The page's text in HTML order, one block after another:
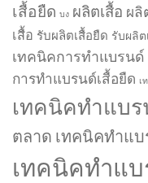
เสื้อยืด บง ผลิตเสื้อ ผลิ
เสื้อ รับผลิตเสื้อยืด รับผลิต
เทคนิคการทำแบรนด์
การทำแบรนด์เสื้อยืด เ
เทคนิคทำแบร
ตลาด เทคนิคทำแ
เทคนิคทำแบ